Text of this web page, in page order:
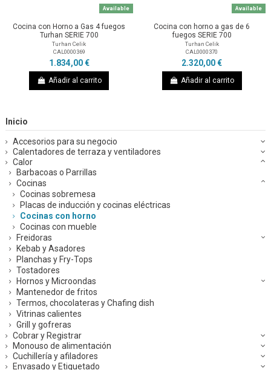
Available
Cocina con Horno a Gas 4 fuegos
Turhan SERIE 700
Turhan Celik
CAL0000369
1.834,00 €
Añadir al carrito
Available
Cocina con horno a gas de 6
fuegos SERIE 700
Turhan Celik
CAL0000370
2.320,00 €
Añadir al carrito
Inicio
Accesorios para su negocio
Calentadores de terraza y ventiladores
Calor
Barbacoas o Parrillas
Cocinas
Cocinas sobremesa
Placas de inducción y cocinas eléctricas
Cocinas con horno
Cocinas con mueble
Freidoras
Kebab y Asadores
Planchas y Fry-Tops
Tostadores
Hornos y Microondas
Mantenedor de fritos
Termos, chocolateras y Chafing dish
Vitrinas calientes
Grill y gofreras
Cobrar y Registrar
Monouso de alimentación
Cuchillería y afiladores
Envasado y Etiquetado